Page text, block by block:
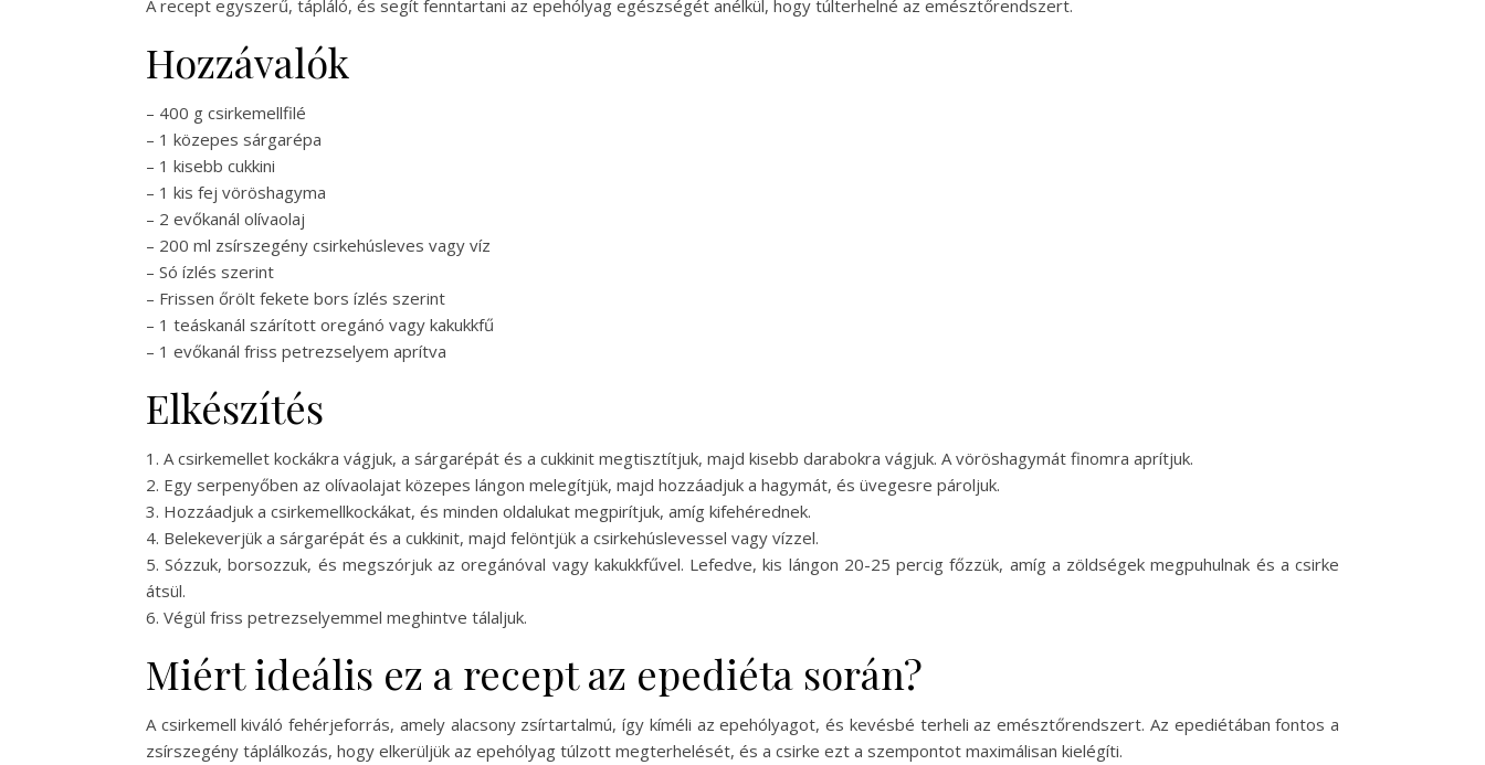
A recept egyszerű, tápláló, és segít fenntartani az epehólyag egészségét anélkül, hogy túlterhelné az emésztőrendszert.
Hozzávalók
– 400 g csirkemellfilé
– 1 közepes sárgarépa
– 1 kisebb cukkini
– 1 kis fej vöröshagyma
– 2 evőkanál olívaolaj
– 200 ml zsírszegény csirkehúsleves vagy víz
– Só ízlés szerint
– Frissen őrölt fekete bors ízlés szerint
– 1 teáskanál szárított oregánó vagy kakukkfű
– 1 evőkanál friss petrezselyem aprítva
Elkészítés
1. A csirkemellet kockákra vágjuk, a sárgarépát és a cukkinit megtisztítjuk, majd kisebb darabokra vágjuk. A vöröshagymát finomra aprítjuk.
2. Egy serpenyőben az olívaolajat közepes lángon melegítjük, majd hozzáadjuk a hagymát, és üvegesre pároljuk.
3. Hozzáadjuk a csirkemellkockákat, és minden oldalukat megpirítjuk, amíg kifehérednek.
4. Belekeverjük a sárgarépát és a cukkinit, majd felöntjük a csirkehúslevessel vagy vízzel.
5. Sózzuk, borsozzuk, és megszórjuk az oregánóval vagy kakukkfűvel. Lefedve, kis lángon 20-25 percig főzzük, amíg a zöldségek megpuhulnak és a csirke
átsül.
6. Végül friss petrezselyemmel meghintve tálaljuk.
Miért ideális ez a recept az epediéta során?
A csirkemell kiváló fehérjeforrás, amely alacsony zsírtartalmú, így kíméli az epehólyagot, és kevésbé terheli az emésztőrendszert. Az epediétában fontos a
zsírszegény táplálkozás, hogy elkerüljük az epehólyag túlzott megterhelését, és a csirke ezt a szempontot maximálisan kielégíti.